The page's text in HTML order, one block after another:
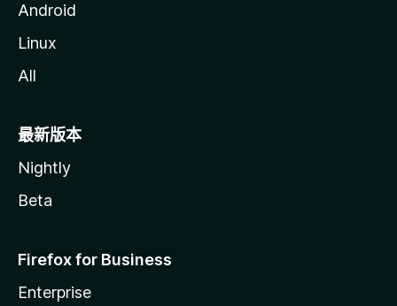
Android
Linux
All
最新版本
Nightly
Beta
Firefox for Business
Enterprise